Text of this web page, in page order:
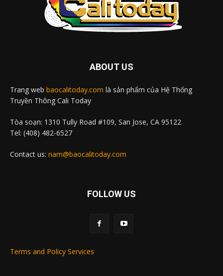
ABOUT US
Trang web baocalitoday.com là sản phẩm của Hệ Thống
Truyền Thông Cali Today
Tòa soạn: 1310 Tully Road #109, San Jose, CA 95122
Tel: (408) 482-6527
Contact us: nam@baocalitoday.com
FOLLOW US
Terms and Policy Services